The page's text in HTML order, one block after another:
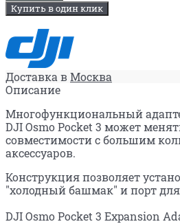
Купить в один клик
Доставка вМосква
Описание
Многофункциональный
DJI Osmo Pocket 3 может
совместимости с большим
аксессуаров.
Конструкция позволяет
"холодный башмак" и порт
DJI Osmo Pocket 3 Expansion